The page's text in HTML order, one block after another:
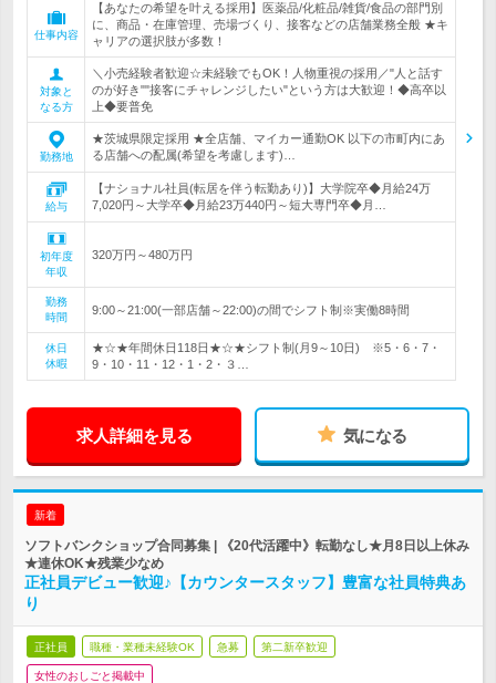
仕事内容
【あなたの希望を叶える採用】医薬品/化粧品/雑貨/食品の部門別
に、商品・在庫管理、売場づくり、接客などの店舗業務全般 ★キ
ャリアの選択肢が多数！
対象と
なる方
＼小売経験者歓迎☆未経験でもOK！人物重視の採用／"人と話す
のが好き""接客にチャレンジしたい"という方は大歓迎！◆高卒以
上◆要普免
勤務地
★茨城県限定採用 ★全店舗、マイカー通勤OK 以下の市町内にあ
る店舗への配属(希望を考慮します)…
給与
【ナショナル社員(転居を伴う転勤あり)】大学院卒◆月給24万
7,020円～大学卒◆月給23万440円～短大専門卒◆月…
初年度
年収
320万円～480万円
勤務
時間
9:00～21:00(一部店舗～22:00)の間でシフト制※実働8時間
休日
休暇
★☆★年間休日118日★☆★シフト制(月9～10日) ※5・6・7・
9・10・11・12・1・2・３…
求人詳細を見る 気になる
新着
ソフトバンクショップ合同募集 | 《20代活躍中》転勤なし★月8日以上休み
★連休OK★残業少なめ
正社員デビュー歓迎♪【カウンタースタッフ】豊富な社員特典あ
り
正社員 職種・業種未経験OK 急募 第二新卒歓迎
女性のおしごと掲載中